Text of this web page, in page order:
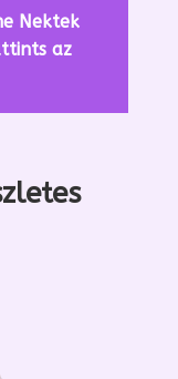
Nektek
az